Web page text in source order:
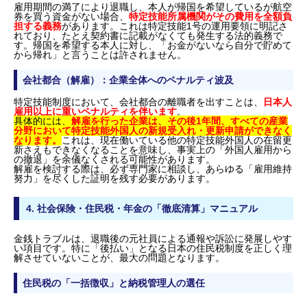
雇用期間の満了により退職し、本人が帰国を希望しているが航空
券を買う資金がない場合、 特定技能所属機関がその費用を全額負
担する義務があります。これは特定技能1号の運用要領に明記さ
れており、たとえ契約書に記載がなくても発生する法的義務で
す。帰国を希望する本人に対し、「お金がないなら自分で貯めて
から帰れ」と言うことは許されません。
会社都合（解雇）：企業全体へのペナルティ波及
特定技能制度において、会社都合の離職者を出すことは、
日本人
雇用以上に重いペナルティを伴います。
具体的には、 解雇を行った企業は、その後1年間、すべての産業
分野において特定技能外国人の新規受入れ・更新申請ができなく
なります。
これは、現在働いている他の特定技能外国人の在留更
新さえもできなくなることを意味し、事実上の「外国人雇用から
の撤退」を余儀なくされる可能性があります。
解雇を検討する際は、必ず専門家に相談し、あらゆる「雇用維持
努力」を尽くした証明を残す必要があります。
4. 社会保険・住民税・年金の「徹底清算」マニュアル
金銭トラブルは、退職後の元社員による通報や訴訟に発展しやす
い項目です。特に「後払い」となる日本の住民税制度を正しく理
解させていないことが、最大の問題となります。
住民税の「一括徴収」と納税管理人の選任